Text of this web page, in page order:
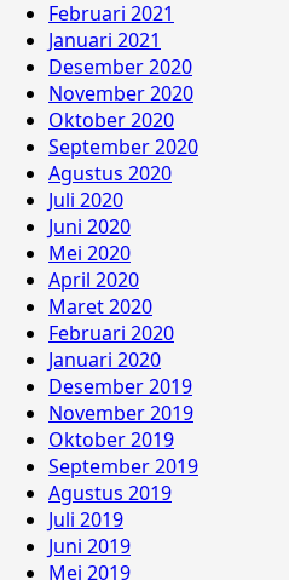
Februari 2021
Januari 2021
Desember 2020
November 2020
Oktober 2020
September 2020
Agustus 2020
Juli 2020
Juni 2020
Mei 2020
April 2020
Maret 2020
Februari 2020
Januari 2020
Desember 2019
November 2019
Oktober 2019
September 2019
Agustus 2019
Juli 2019
Juni 2019
Mei 2019